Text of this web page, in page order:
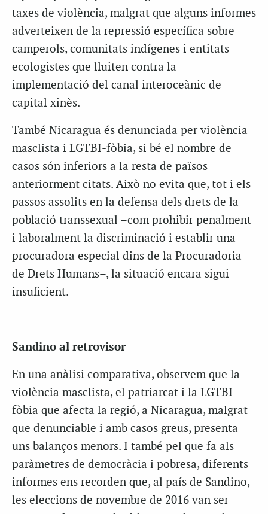
taxes de violència, malgrat que alguns informes
adverteixen de la repressió específica sobre
camperols, comunitats indígenes i entitats
ecologistes que lluiten contra la
implementació del canal interoceànic de
capital xinès.
També Nicaragua és denunciada per violència
masclista i LGTBI-fòbia, si bé el nombre de
casos són inferiors a la resta de països
anteriorment citats. Això no evita que, tot i els
passos assolits en la defensa dels drets de la
població transsexual –com prohibir penalment
i laboralment la discriminació i establir una
procuradora especial dins de la Procuradoria
de Drets Humans–, la situació encara sigui
insuficient.
Sandino al retrovisor
En una anàlisi comparativa, observem que la
violència masclista, el patriarcat i la LGTBI-
fòbia que afecta la regió, a Nicaragua, malgrat
que denunciable i amb casos greus, presenta
uns balanços menors. I també pel que fa als
paràmetres de democràcia i pobresa, diferents
informes ens recorden que, al país de Sandino,
les eleccions de novembre de 2016 van ser